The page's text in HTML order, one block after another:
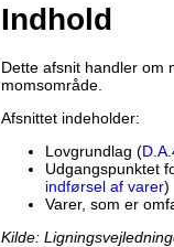
Indhold
Dette afsnit handler om
momsområde.
Afsnittet indeholder:
Lovgrundlag (
Udgangspunktet
indførsel af varer)
Varer, som er
Kilde: